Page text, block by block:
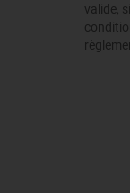
valide,